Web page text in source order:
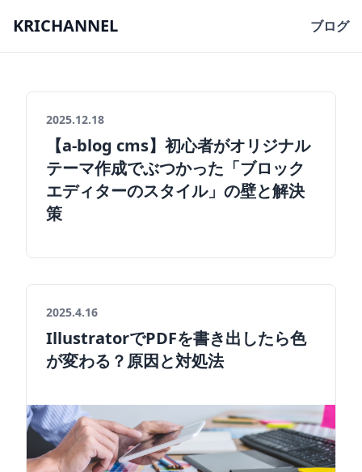
KRICHANNEL ブログ
2025.12.18
【a-blog cms】初心者がオリジナル
テーマ作成でぶつかった「ブロック
エディターのスタイル」の壁と解決
策
2025.4.16
IllustratorでPDFを書き出したら色
が変わる？原因と対処法